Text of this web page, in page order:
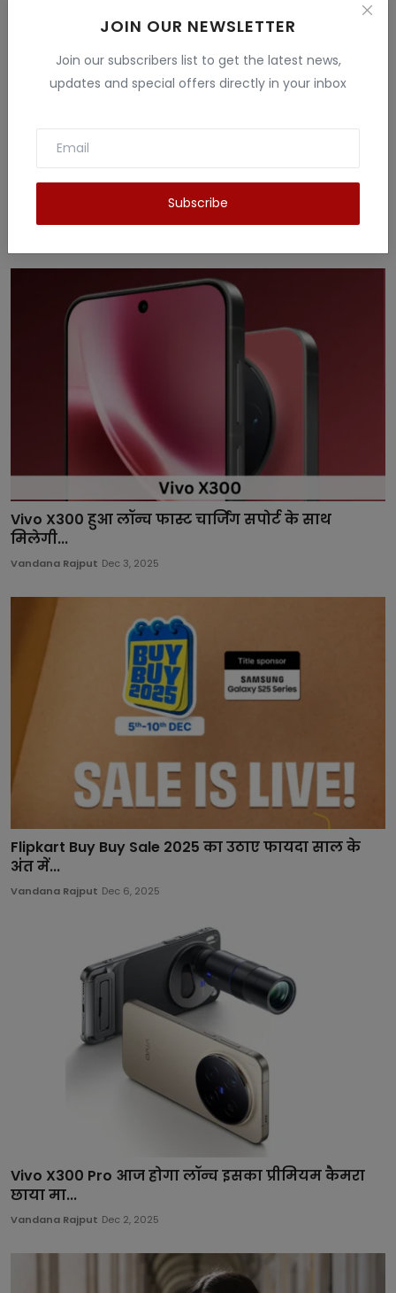
JOIN OUR NEWSLETTER
Join our subscribers list to get the latest news,
updates and special offers directly in your inbox
Subscribe
Vandana Rajput
B.Sc. , B.ed and M.Sc. I like to give information related to tech
, education , finance , Gaming and many fields . I have more
Related Posts
Vivo X300 हुआ लॉन्च फास्ट चार्जिंग सपोर्ट के साथ
मिलेगी...
Vandana Rajput Dec 3, 2025
Flipkart Buy Buy Sale 2025 का उठाए फायदा साल के
अंत में...
Vandana Rajput Dec 6, 2025
Vivo X300 Pro आज होगा लॉन्च इसका प्रीमियम कैमरा
छाया मा...
Vandana Rajput Dec 2, 2025